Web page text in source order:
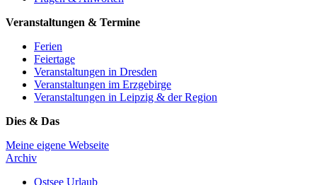
Veranstaltungen & Termine
Ferien
Feiertage
Veranstaltungen in Dresden
Veranstaltungen im Erzgebirge
Veranstaltungen in Leipzig & der Region
Dies & Das
Meine eigene Webseite
Archiv
Ostsee Urlaub